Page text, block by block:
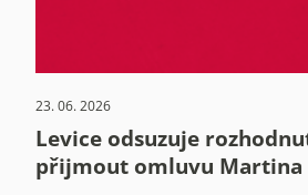
23. 06. 2026
Levice odsuzuje
přijmout omluvu Martina